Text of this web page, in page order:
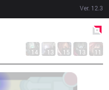
Ver. 12.3
14 13 15 13 11